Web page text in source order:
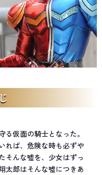
仮面の騎士となった。
れば、危険な時も必ずや
そんな嘘を、少女はずっ
太郎はそんな嘘につきあ